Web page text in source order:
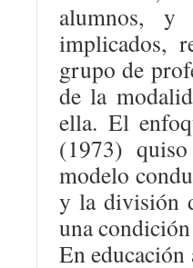
alumnos, y
implicados,
grupo de
de la
ella. El
(1973)
modelo
y la división
una
En